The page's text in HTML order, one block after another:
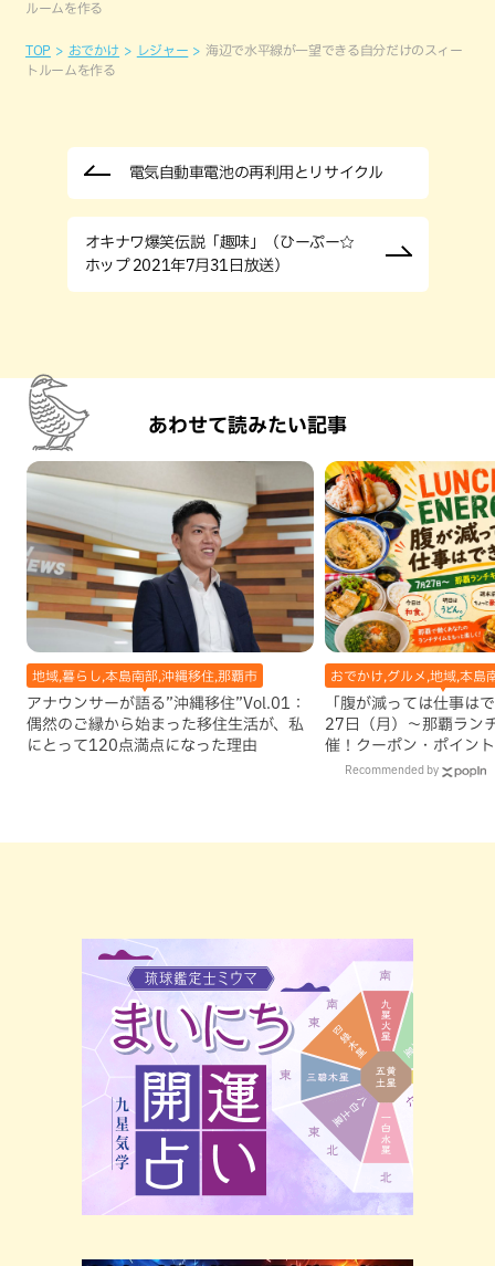
ルームを作る
TOP おでかけ レジャー
海辺で水平線が一望できる自分だけのスィー
トルームを作る
電気自動車電池の再利用とリサイクル
オキナワ爆笑伝説「趣味」（ひーぷー☆
ホップ 2021年7月31日放送）
あわせて読みたい記事
地域,暮らし,本島南部,沖縄移住,那覇市
アナウンサーが語る”沖縄移住”Vol.01：
偶然のご縁から始まった移住生活が、私
にとって120点満点になった理由
おでかけ,グルメ,地域,本島
「腹が減っては仕事は
27日（月）〜那覇ラン
催！クーポン・ポイン
ズが当たる12日間
Recommended by